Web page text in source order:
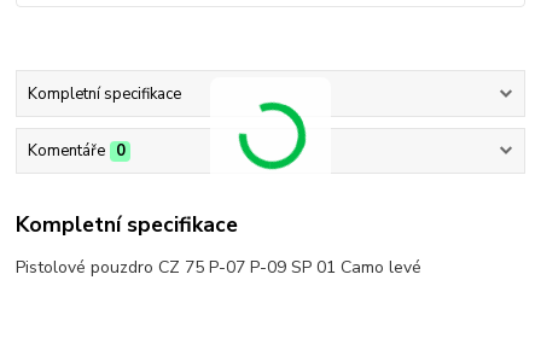
Kompletní specifikace
Komentáře 0
Kompletní specifikace
Pistolové pouzdro CZ 75 P-07 P-09 SP 01 Camo levé